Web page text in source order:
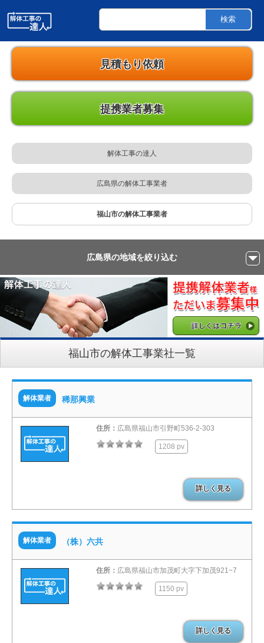
福山市のご自宅解体・空き家・店舗・プレハブ・ビル・アパート木造・鉄骨・工
場・内装・オフィス・法人・個人のための解体工事業者の検索なら解体工事の達
人
検索
見積もり依頼
提携業者募集
解体工事の達人
広島県の解体工事業者
福山市の解体工事業者
広島県の地域を絞り込む
福山市の解体工事業社一覧
解体業者 稀那興業
住所： 広島県福山市引野町536-2-303
1208 pv
詳しく見る
解体業者 （株）六共
住所： 広島県福山市加茂町大字下加茂921−7
1150 pv
詳しく見る